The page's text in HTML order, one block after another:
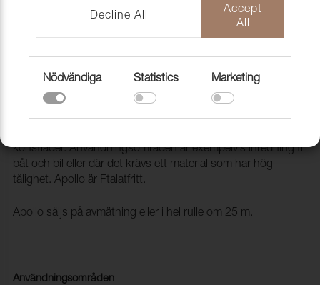
Konstläder Apollo 516 Green
2130516
konstläder. Användningsområden är exempelvis inredning till
båt och bil eller där det krävs ett material som har hög
tålighet. Apollo är Ftalatfritt.
Apollo säljs på avmätning eller i hel rulle om 25 m.
Användningsområden
Decline All
Accept
All
Nödvändiga Statistics Marketing